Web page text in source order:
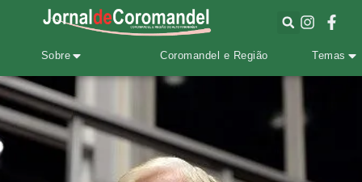
Sobre Coromandel e Região Temas